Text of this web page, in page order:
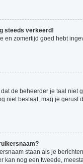
steeds verkeerd!
en zomertijd goed hebt
de beheerder je taal
niet bestaat, mag je
staan als je
kan nog een tweede,